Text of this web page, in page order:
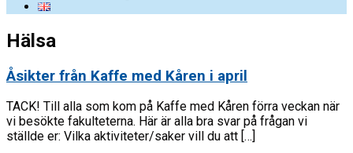
Hälsa
Åsikter från Kaffe med Kåren i april
TACK! Till alla som kom på Kaffe med Kåren förra veckan när
vi besökte fakulteterna. Här är alla bra svar på frågan vi
ställde er: Vilka aktiviteter/saker vill du att […]